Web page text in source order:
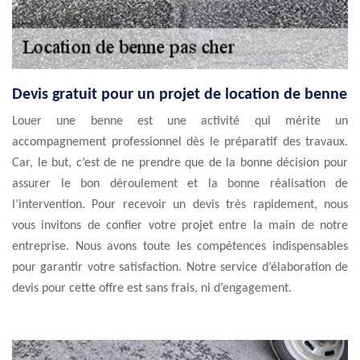
Devis gratuit pour un projet de location de benne
Louer une benne est une activité qui mérite un
accompagnement professionnel dès le préparatif des travaux.
Car, le but, c’est de ne prendre que de la bonne décision pour
assurer le bon déroulement et la bonne réalisation de
l’intervention. Pour recevoir un devis très rapidement, nous
vous invitons de confier votre projet entre la main de notre
entreprise. Nous avons toute les compétences indispensables
pour garantir votre satisfaction. Notre service d’élaboration de
devis pour cette offre est sans frais, ni d’engagement.